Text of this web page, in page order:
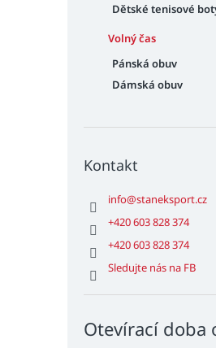
Dětské tenisové
Volný čas
Pánská obuv
Dámská obuv
Kontakt
info@staneksport.cz
+420 603 828 374
+420 603 828 374
Sledujte nás na FB
Otevírací doba